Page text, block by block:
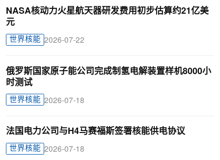
NASA核动力火星航天器研发费用初步估算约21亿美
元
世界核能 2026-07-22
俄罗斯国家原子能公司完成制氢电解装置样机8000小
时测试
世界核能 2026-07-18
法国电力公司与H4马赛福斯签署核能供电协议
世界核能 2026-07-18